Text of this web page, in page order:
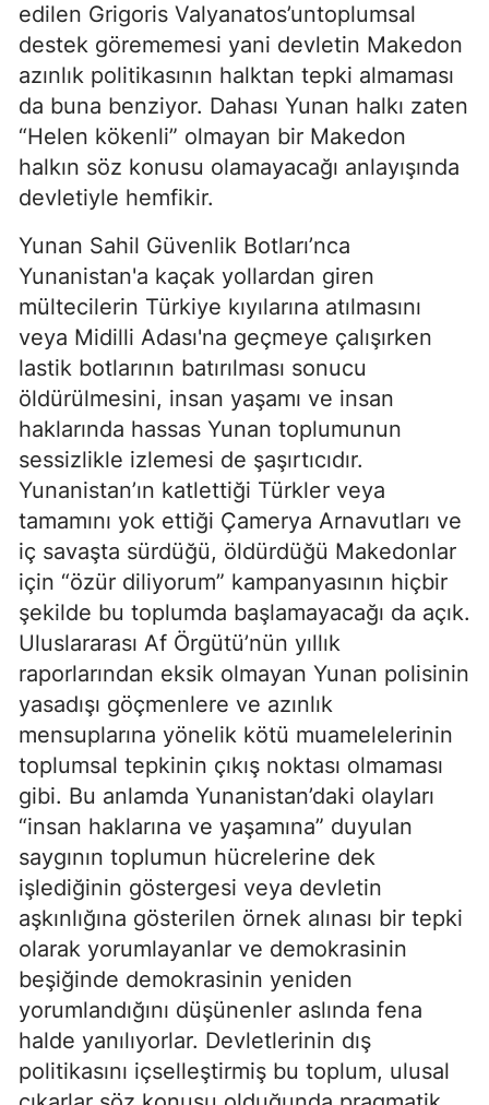
edilen Grigoris Valyanatos’untoplumsal
destek görememesi yani devletin Makedon
azınlık politikasının halktan tepki almaması
da buna benziyor. Dahası Yunan halkı zaten
“Helen kökenli” olmayan bir Makedon
halkın söz konusu olamayacağı anlayışında
devletiyle hemfikir.
Yunan Sahil Güvenlik Botları’nca
Yunanistan'a kaçak yollardan giren
mültecilerin Türkiye kıyılarına atılmasını
veya Midilli Adası'na geçmeye çalışırken
lastik botlarının batırılması sonucu
öldürülmesini, insan yaşamı ve insan
haklarında hassas Yunan toplumunun
sessizlikle izlemesi de şaşırtıcıdır.
Yunanistan’ın katlettiği Türkler veya
tamamını yok ettiği Çamerya Arnavutları ve
iç savaşta sürdüğü, öldürdüğü Makedonlar
için “özür diliyorum” kampanyasının hiçbir
şekilde bu toplumda başlamayacağı da açık.
Uluslararası Af Örgütü’nün yıllık
raporlarından eksik olmayan Yunan polisinin
yasadışı göçmenlere ve azınlık
mensuplarına yönelik kötü muamelelerinin
toplumsal tepkinin çıkış noktası olmaması
gibi. Bu anlamda Yunanistan’daki olayları
“insan haklarına ve yaşamına” duyulan
saygının toplumun hücrelerine dek
işlediğinin göstergesi veya devletin
aşkınlığına gösterilen örnek alınası bir tepki
olarak yorumlayanlar ve demokrasinin
beşiğinde demokrasinin yeniden
yorumlandığını düşünenler aslında fena
halde yanılıyorlar. Devletlerinin dış
politikasını içselleştirmiş bu toplum, ulusal